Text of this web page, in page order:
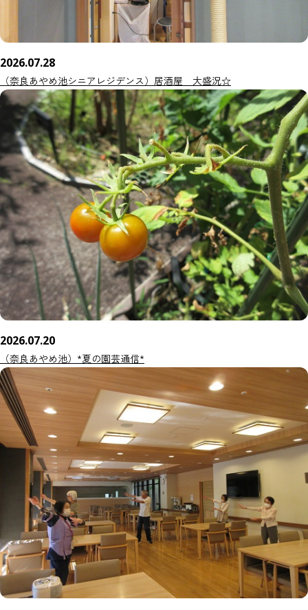
2026.07.28
（奈良あやめ池シニアレジデンス）居酒屋 大盛況☆
2026.07.20
（奈良あやめ池）*夏の園芸通信*